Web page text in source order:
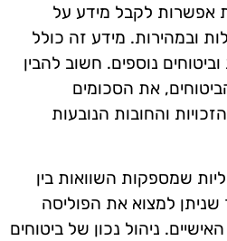
אפשרות לקבל מידע על
ובמהירות. מידע זה כולל
וביטוחים נוספים. חשוב להבין
את הסכומים
והחובות הנובעות
שמספקות השוואות בין
שניתן למצוא את הפוליסה
ניהול נכון של ביטוחים